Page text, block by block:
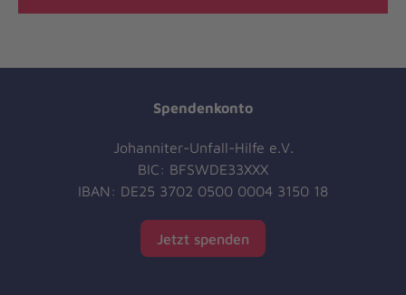
Spendenkonto
Johanniter-Unfall-Hilfe e.V.
BIC: BFSWDE33XXX
IBAN: DE25 3702 0500 0004 3150 18
Jetzt spenden